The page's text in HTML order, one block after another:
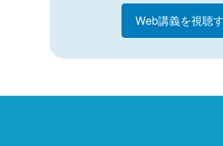
Web講義を視聴